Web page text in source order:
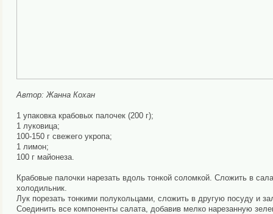
Автор: Жанна Кохан
1 упаковка крабовых палочек (200 г);
1 луковица;
100-150 г свежего укропа;
1 лимон;
100 г майонеза.
Крабовые палочки нарезать вдоль тонкой соломкой. Сложить в
холодильник.
Лук порезать тонкими полукольцами, сложить в другую посуду и
Соединить все компоненты салата, добавив мелко нарезанную